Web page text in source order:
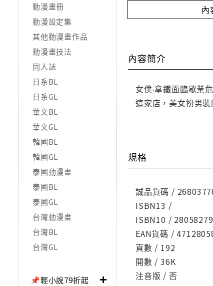
動漫畫冊
動漫設定集
其他動漫畫作品
動漫畫技法
同人誌
日系BL
日系GL
華文BL
華文GL
韓國BL
韓國GL
泰國動漫畫
泰國BL
泰國GL
台灣動漫畫
台灣BL
台灣GL
📌輕小說79折起
內
內容簡介
女僕‧拿鐵面臨歇業
這家店，美女扮男
規格
誠品貨碼 /
ISBN13 /
ISBN10 /
EAN貨碼 /
頁數 / 192
開數 / 36K
注音版 / 否